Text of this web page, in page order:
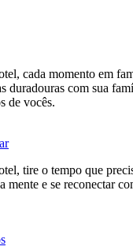
cada momento em
duradouras com sua
de vocês.
tire o tempo que
mente e se reconectar